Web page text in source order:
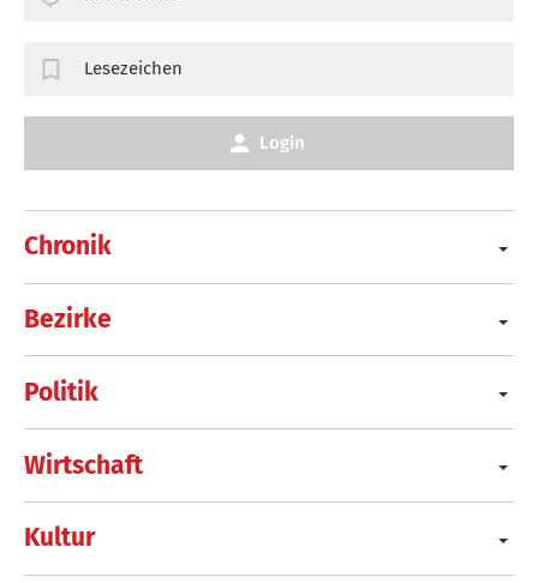
Chronik
Bezirke
Politik
Wirtschaft
Kultur
Lesezeichen
Login